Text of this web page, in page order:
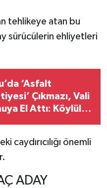
tehlikeye atan bu
sürücülerin ehliyetleri
‘Asfalt
Çıkmazı, Vali
El Attı: Köylüler
caydırıcılığı önemli
ADAY